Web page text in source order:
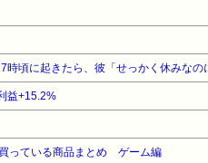
益+15.2%
っている商品まとめ ゲーム編